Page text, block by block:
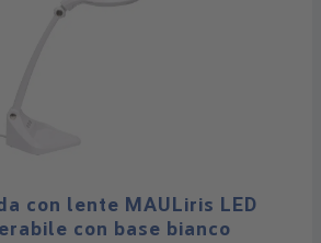
con lente MAULiris LED
con base bianco